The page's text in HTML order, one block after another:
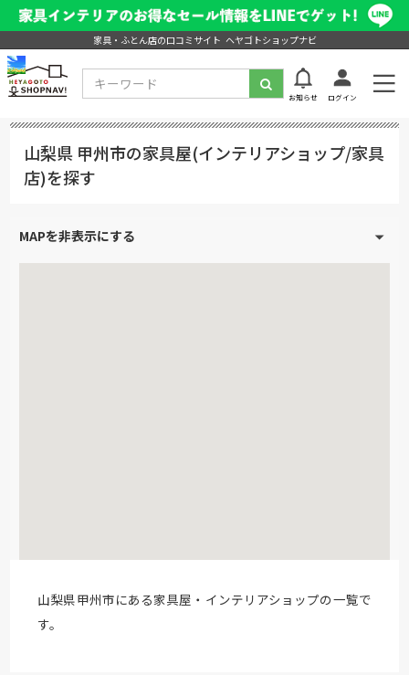
家具・ふとん店の口コミサイト ヘヤゴトショップナビ
お知らせ ログイン
山梨県 甲州市の家具屋(インテリアショップ/家具
店)を探す
山梨県甲州市にある家具屋・インテリアショップの一覧で
す。